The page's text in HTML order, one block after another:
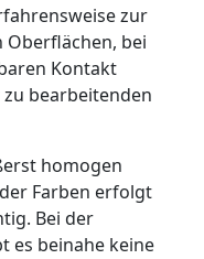
zur
Oberflächen, bei
Kontakt
bearbeitenden
homogen
Farben erfolgt
Bei der
es beinahe keine